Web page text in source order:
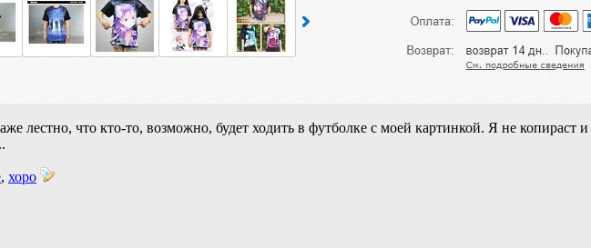
лестно, что кто-то, возможно, будет ходить в футболке с моей картинкой. Я не копираст и
, хоро